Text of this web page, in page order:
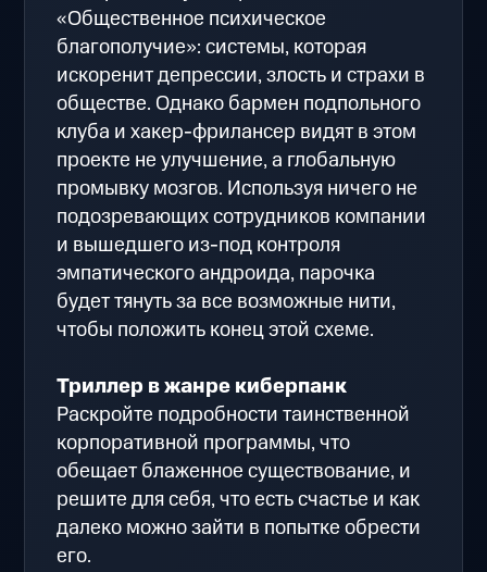
«Общественное психическое
благополучие»: системы, которая
искоренит депрессии, злость и страхи в
обществе. Однако бармен подпольного
клуба и хакер-фрилансер видят в этом
проекте не улучшение, а глобальную
промывку мозгов. Используя ничего не
подозревающих сотрудников компании
и вышедшего из-под контроля
эмпатического андроида, парочка
будет тянуть за все возможные нити,
чтобы положить конец этой схеме.
Триллер в жанре киберпанк
Раскройте подробности таинственной
корпоративной программы, что
обещает блаженное существование, и
решите для себя, что есть счастье и как
далеко можно зайти в попытке обрести
его.